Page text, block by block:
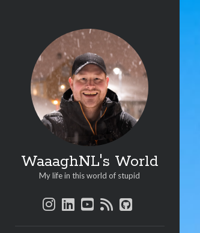
WaaaghNL's World
My life in this world of stupid
instagram
linkedin
youtube
rssgithub